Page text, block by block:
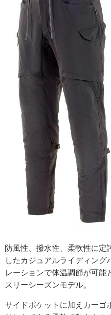
防風性、撥水性、柔軟性に定
したカジュアルライディング
レーションで体温調節が可能
スリーシーズンモデル。
サイドポケットに加えカーゴ